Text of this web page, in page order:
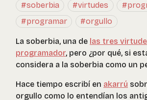
#soberbia
#virtudes
#programar
#orgullo
La soberbia, una de las tres
programador, pero ¿por qué, si
considera a la soberbia como un
Hace tiempo escribí en akarrú
orgullo como lo entendían los